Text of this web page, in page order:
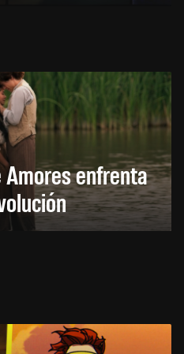
enfrenta